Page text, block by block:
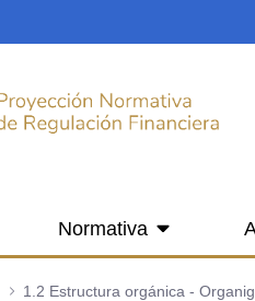
Normativa
1.2 Estructura orgánica -